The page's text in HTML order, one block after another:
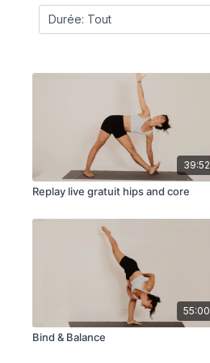
39:52
Replay live gratuit hips and core
55:00
Bind & Balance